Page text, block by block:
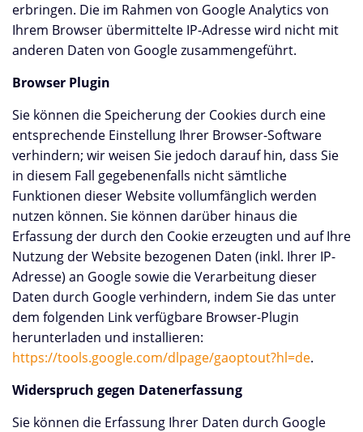
erbringen. Die im Rahmen von Google Analytics von
Ihrem Browser übermittelte IP-Adresse wird nicht mit
anderen Daten von Google zusammengeführt.
Browser Plugin
Sie können die Speicherung der Cookies durch eine
entsprechende Einstellung Ihrer Browser-Software
verhindern; wir weisen Sie jedoch darauf hin, dass Sie
in diesem Fall gegebenenfalls nicht sämtliche
Funktionen dieser Website vollumfänglich werden
nutzen können. Sie können darüber hinaus die
Erfassung der durch den Cookie erzeugten und auf Ihre
Nutzung der Website bezogenen Daten (inkl. Ihrer IP-
Adresse) an Google sowie die Verarbeitung dieser
Daten durch Google verhindern, indem Sie das unter
dem folgenden Link verfügbare Browser-Plugin
herunterladen und installieren:
https://tools.google.com/dlpage/gaoptout?hl=de.
Widerspruch gegen Datenerfassung
Sie können die Erfassung Ihrer Daten durch Google